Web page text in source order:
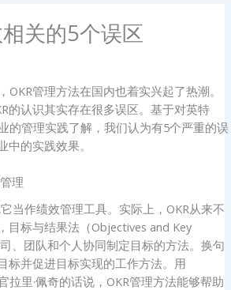
关的5个误区
OKR管理方法在国内也着实兴起了热潮。
的认识其实存在很多误区。基于对英特
的管理实践了解，我们认为有5个严重的误
中的实践效果。
理
当作绩效管理工具。实际上，OKR从来不
目标与结果法（Objectives and Key
、团队和个人协同制定目标的方法。换句
标并促进目标实现的工作方法。用
拉里·佩奇的话说，OKR管理方法能够帮助